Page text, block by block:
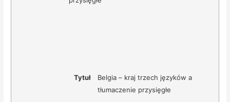
Tytuł
Belgia – kraj trzech języków a
tłumaczenie przysięgłe